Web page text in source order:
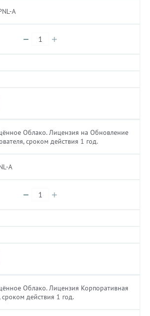
A
Облако. Лицензия на Обновление
сроком действия 1 год.
A
Облако. Лицензия Корпоративная
сроком действия 1 год.